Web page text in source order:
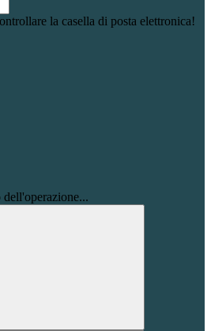
la casella di posta elettronica!